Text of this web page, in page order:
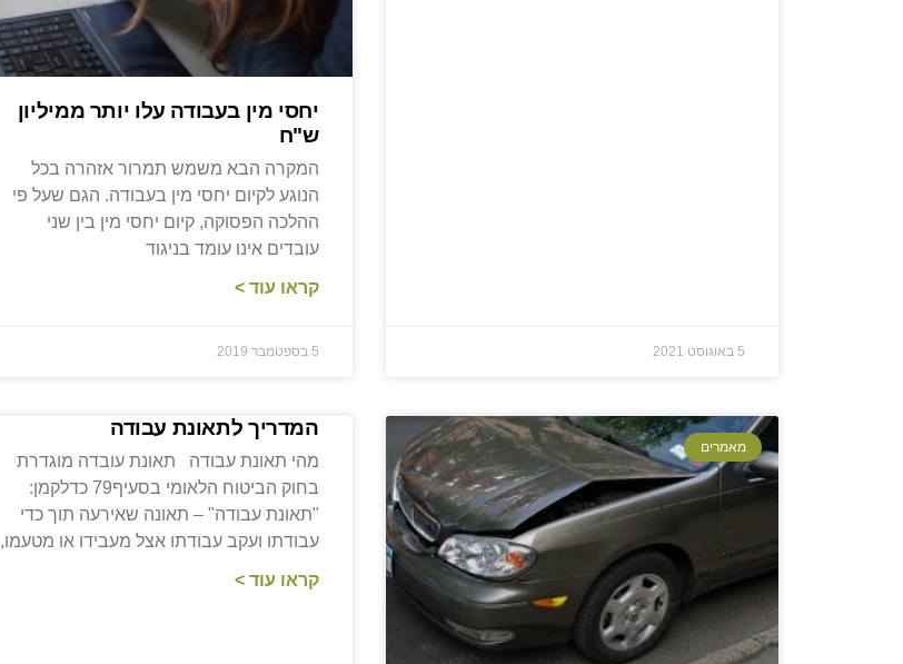
5 באוגוסט 2021
יחסי מין בעבודה עלו יותר ממיליון
ש"ח
המקרה הבא משמש תמרור אזהרה בכל
הנוגע לקיום יחסי מין בעבודה. הגם שעל פי
ההלכה הפסוקה, קיום יחסי מין בין שני
עובדים אינו עומד בניגוד
קראו עוד >
5 בספטמבר 2019
מאמרים
המדריך לתאונת עבודה
מהי תאונת עבודה תאונת עובדה מוגדרת
בחוק הביטוח הלאומי בסעיף79 כדלקמן:
"תאונת עבודה" – תאונה שאירעה תוך כדי
עבודתו ועקב עבודתו אצל מעבידו או מטעמו,
קראו עוד >